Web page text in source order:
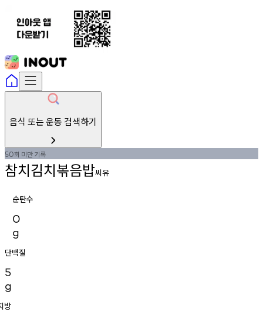
음식 또는 운동 검색하기
50회 미만기록
참치김치볶음밥씨유
순탄수
0
g
단백질
5
g
방